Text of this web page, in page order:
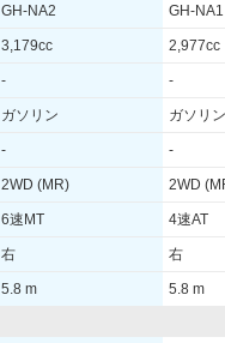
- -
- -
GH-NA2 GH-NA1
3,179cc 2,977cc
- -
ガソリン ガソリン
- -
2WD (MR) 2WD
6速MT 4速AT
右 右
5.8 m 5.8 m